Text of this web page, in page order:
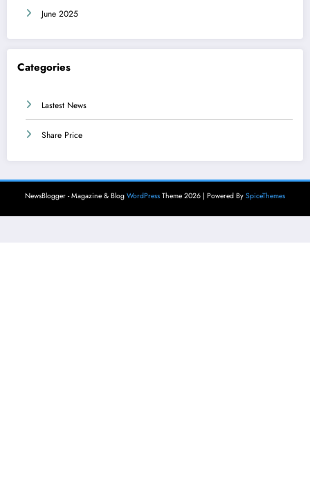
June 2025
Categories
Lastest News
Share Price
NewsBlogger - Magazine & Blog WordPress Theme 2026 | Powered By SpiceThemes